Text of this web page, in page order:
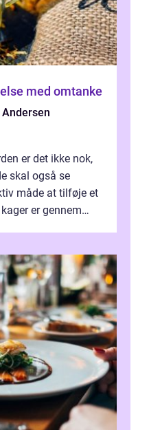
ren nydelse med omtanke
er det ikke nok,
skal også se
måde at tilføje et
er gennem